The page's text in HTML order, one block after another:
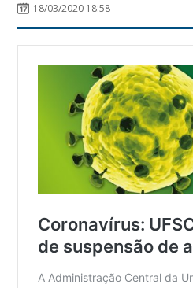
18/03/2020 18:58